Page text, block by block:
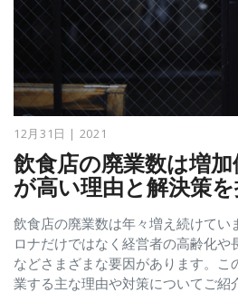
12月31日 | 2021
飲食店の廃業数は増
が高い理由と解決策を
飲食店の廃業数は年々増え続けてい
ロナだけではなく経営者の高齢化や
などさまざまな要因があります。こ
業する主な理由や対策についてご紹